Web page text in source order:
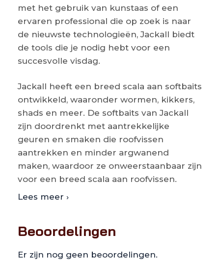
met het gebruik van kunstaas of een
ervaren professional die op zoek is naar
de nieuwste technologieën, Jackall biedt
de tools die je nodig hebt voor een
succesvolle visdag.
Jackall heeft een breed scala aan softbaits
ontwikkeld, waaronder wormen, kikkers,
shads en meer. De softbaits van Jackall
zijn doordrenkt met aantrekkelijke
geuren en smaken die roofvissen
aantrekken en minder argwanend
maken, waardoor ze onweerstaanbaar zijn
voor een breed scala aan roofvissen.
Lees meer ›
Beoordelingen
Er zijn nog geen beoordelingen.